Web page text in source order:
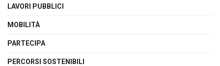
LAVORI PUBBLICI
MOBILITÀ
PARTECIPA
PERCORSI SOSTENIBILI